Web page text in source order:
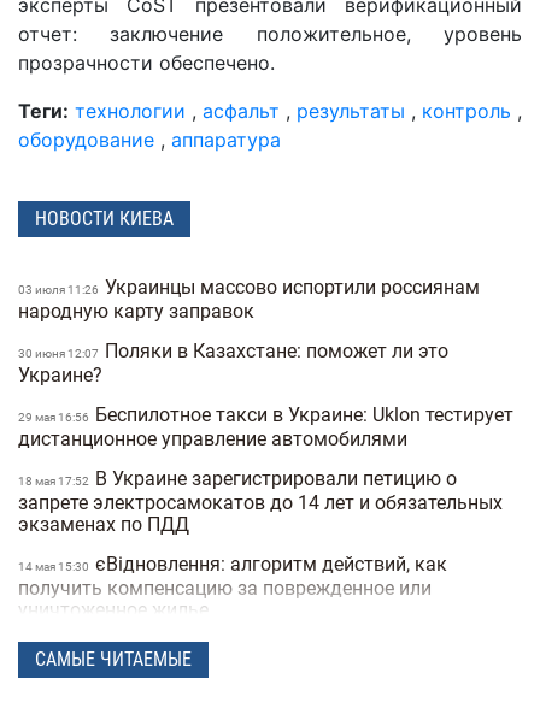
эксперты CоST презентовали верификационный
отчет: заключение положительное, уровень
прозрачности обеспечено.
Теги: технологии , асфальт , результаты , контроль ,
оборудование , аппаратура
НОВОСТИ КИЕВА
03 июля 11:26 Украинцы массово испортили россиянам
народную карту заправок
30 июня 12:07
Поляки в Казахстане: поможет ли это
Украине?
29 мая 16:56
Беспилотное такси в Украине: Uklon тестирует
дистанционное управление автомобилями
18 мая 17:52
В Украине зарегистрировали петицию о
запрете электросамокатов до 14 лет и обязательных
экзаменах по ПДД
14 мая 15:30 єВідновлення: алгоритм действий, как
получить компенсацию за поврежденное или
уничтоженное жилье
06 мая 15:50 В Украине хотят запретить электросамокаты
на тротуарах: где и как они будут ездить
САМЫЕ ЧИТАЕМЫЕ